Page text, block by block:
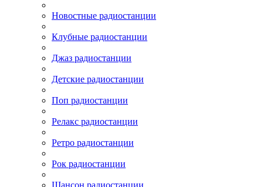
Новостные радиостанции
Клубные радиостанции
Джаз радиостанции
Детские радиостанции
Поп радиостанции
Релакс радиостанции
Ретро радиостанции
Рок радиостанции
Шансон радиостанции